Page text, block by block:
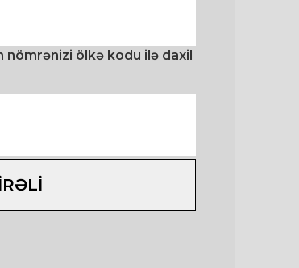
ölkə kodu ilə daxil